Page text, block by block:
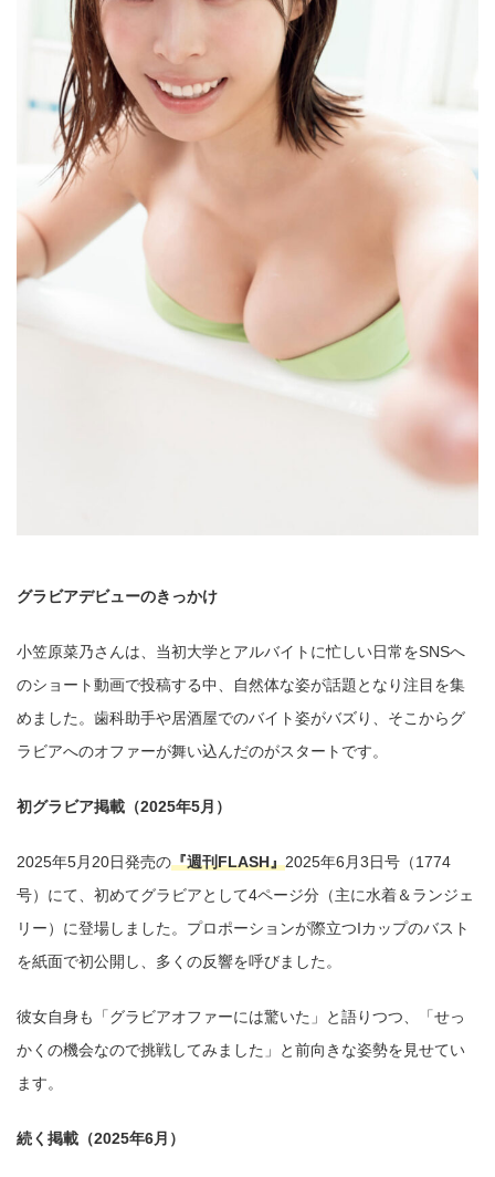
グラビアデビューのきっかけ
小笠原菜乃さんは、当初大学とアルバイトに忙しい日常をSNSへ
のショート動画で投稿する中、自然体な姿が話題となり注目を集
めました。歯科助手や居酒屋でのバイト姿がバズり、そこからグ
ラビアへのオファーが舞い込んだのがスタートです。
初グラビア掲載（2025年5月）
2025年5月20日発売の『週刊FLASH』2025年6月3日号（1774
号）にて、初めてグラビアとして4ページ分（主に水着＆ランジェ
リー）に登場しました。プロポーションが際立つIカップのバスト
を紙面で初公開し、多くの反響を呼びました。
彼女自身も「グラビアオファーには驚いた」と語りつつ、「せっ
かくの機会なので挑戦してみました」と前向きな姿勢を見せてい
ます。
続く掲載（2025年6月）